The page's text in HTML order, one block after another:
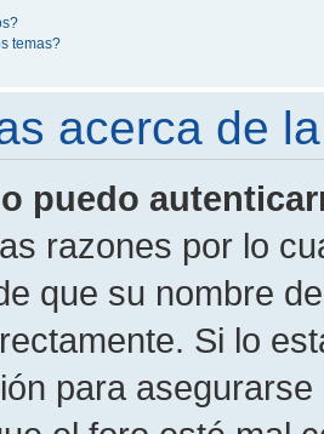
temas?
acerca de
puedo
razones por lo
que su nombre
Si lo
para